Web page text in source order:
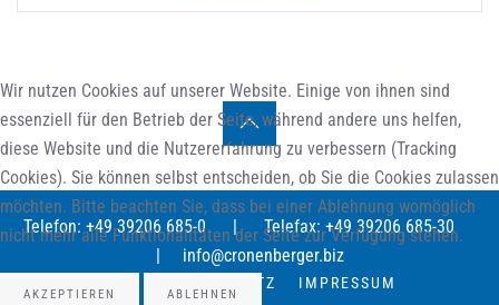
Telefon: +49 39206 685-0 |
Telefax: +49 39206 685-30
|
info@cronenberger.biz
DATENSCHUTZ IMPRESSUM
Wir nutzen Cookies auf unserer Website. Einige von ihnen sind
essenziell für den Betrieb der Seite, während andere uns helfen,
diese Website und die Nutzererfahrung zu verbessern (Tracking
Cookies). Sie können selbst entscheiden, ob Sie die Cookies zulassen
möchten. Bitte beachten Sie, dass bei einer Ablehnung womöglich
nicht mehr alle Funktionalitäten der Seite zur Verfügung stehen.
AKZEPTIEREN ABLEHNEN